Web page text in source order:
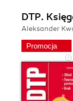
DTP.
Aleksander
Promocja